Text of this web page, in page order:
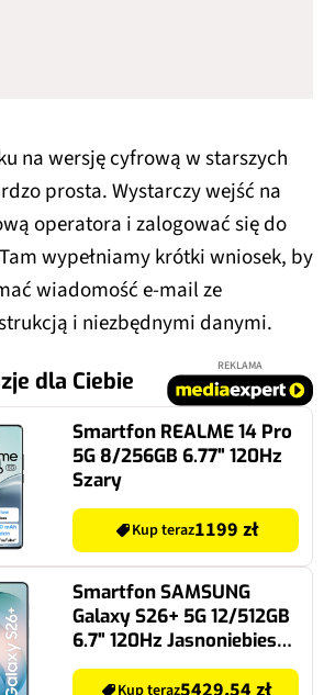
na wersję cyfrową w starszych
prosta. Wystarczy wejść na
operatora i zalogować się do
wypełniamy krótki wniosek, by
wiadomość e-mail ze
i niezbędnymi danymi.
dla Ciebie
REKLAMA
Smartfon REALME 14 Pro
5G 8/256GB 6.77" 120Hz
Szary
Kup teraz1199 zł
Smartfon SAMSUNG
Galaxy S26+ 5G 12/512GB
6.7" 120Hz Jasnoniebieski
SM-S947
Kup teraz5429.54 zł